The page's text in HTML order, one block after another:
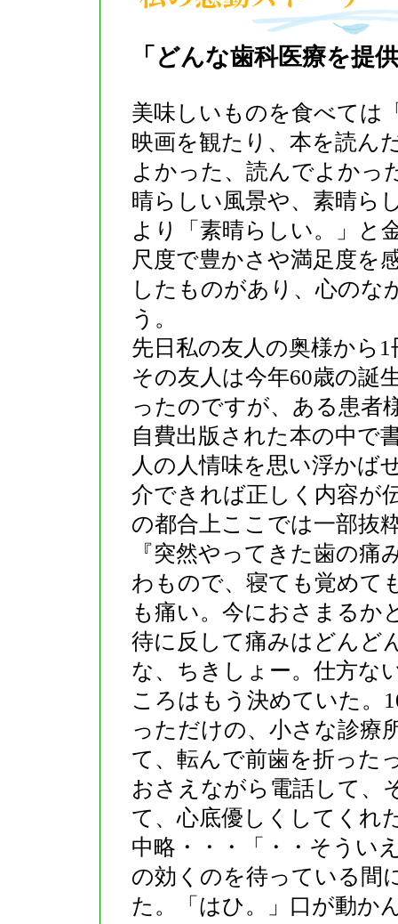
「どんな歯科医療を提
美味しいものを食べては
映画を観たり、本を読ん
よかった、読んでよかっ
晴らしい風景や、素晴ら
より「素晴らしい。」と
尺度で豊かさや満足度を
したものがあり、心のな
う。
先日私の友人の奥様から
その友人は今年60歳の誕
ったのですが、ある患者
自費出版された本の中で
人の人情味を思い浮かば
介できれば正しく内容が
の都合上ここでは一部抜
『突然やってきた歯の
わもので、寝ても覚めて
も痛い。今におさまるか
待に反して痛みはどんど
な、ちきしょー。仕方な
ころはもう決めていた。
っただけの、小さな診療
て、転んで前歯を折った
おさえながら電話して、
て、心底優しくしてくれ
中略・・・「・・そうい
の効くのを待っている間
た。「はひ。」口が動か